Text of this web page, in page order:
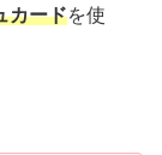
カードを使